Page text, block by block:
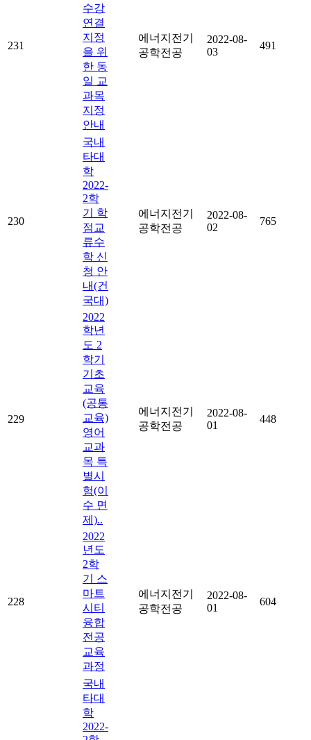
231
수강
연결
지정
을 위
한 동
일 교
과목
지정
안내
에너지전기
공학전공
2022-08-
03
491
230
국내
타대
학
2022-
2학
기 학
점교
류수
학 신
청 안
내(건
국대)
에너지전기
공학전공
2022-08-
02
765
229
2022
학년
도 2
학기
기초
교육
(공통
교육)
영어
교과
목 특
별시
험(이
수 면
제)..
에너지전기
공학전공
2022-08-
01
448
228
2022
년도
2학
기 스
마트
시티
융합
전공
교육
과정
에너지전기
공학전공
2022-08-
01
604
국내
타대
학
2022-